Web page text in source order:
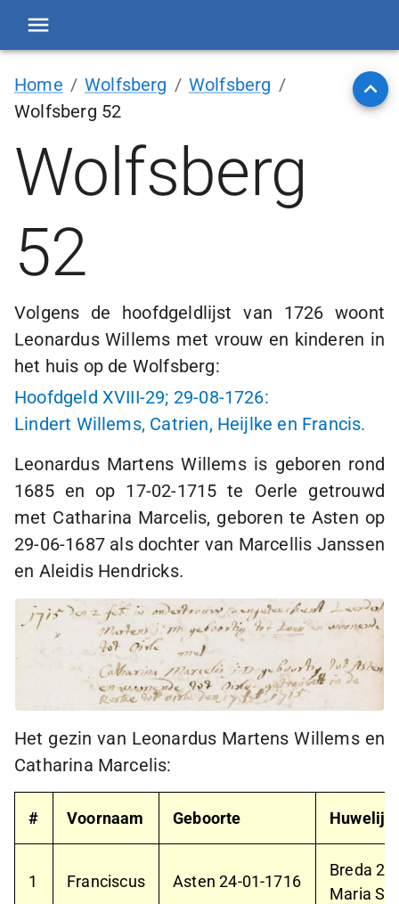
Home / Wolfsberg / Wolfsberg /
Wolfsberg 52
Wolfsberg
52
Volgens de hoofdgeldlijst van 1726 woont
Leonardus Willems met vrouw en kinderen in
het huis op de Wolfsberg:
Hoofdgeld XVIII-29; 29-08-1726:
Lindert Willems, Catrien, Heijlke en Francis.
Leonardus Martens Willems is geboren rond
1685 en op 17-02-1715 te Oerle getrouwd
met Catharina Marcelis, geboren te Asten op
29-06-1687als dochter van Marcellis Janssen
en Aleidis Hendricks.
Het gezin van Leonardus Martens Willems en
Catharina Marcelis:
# Voornaam Geboorte Huwelijk
1 Franciscus Asten24-01-1716
Breda
Maria